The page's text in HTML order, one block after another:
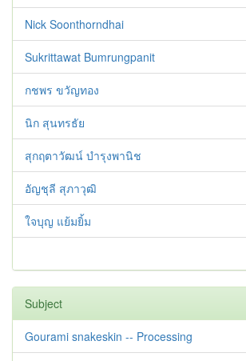
Nick Soonthorndhai
Sukrittawat Bumrungpanit
กชพร ขวัญทอง
นิก สุนทรธัย
สุกฤตาวัฒน์ บำรุงพานิช
อัญชุลี สุภาวุฒิ
ใจบุญ แย้มยิ้ม
Subject
Gourami snakeskin -- Processing